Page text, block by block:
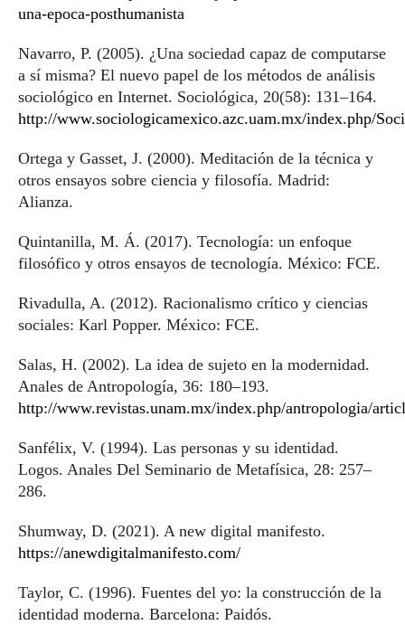
una-epoca-posthumanista
Navarro, P. (2005). ¿Una sociedad capaz de computarse
a sí misma? El nuevo papel de los métodos de análisis
sociológico en Internet. Sociológica, 20(58): 131–164.
http://www.sociologicamexico.azc.uam.mx/index.php/
Ortega y Gasset, J. (2000). Meditación de la técnica y
otros ensayos sobre ciencia y filosofía. Madrid:
Alianza.
Quintanilla, M. Á. (2017). Tecnología: un enfoque
filosófico y otros ensayos de tecnología. México: FCE.
Rivadulla, A. (2012). Racionalismo crítico y ciencias
sociales: Karl Popper. México: FCE.
Salas, H. (2002). La idea de sujeto en la modernidad.
Anales de Antropología, 36: 180–193.
http://www.revistas.unam.mx/index.php/antropologia/
Sanfélix, V. (1994). Las personas y su identidad.
Logos. Anales Del Seminario de Metafísica, 28: 257–
286.
Shumway, D. (2021). A new digital manifesto.
https://anewdigitalmanifesto.com/
Taylor, C. (1996). Fuentes del yo: la construcción de la
identidad moderna. Barcelona: Paidós.